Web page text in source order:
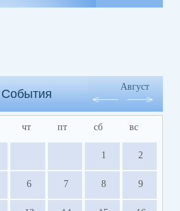
События
Август
чт пт сб вс
1 2
6 7 8 9